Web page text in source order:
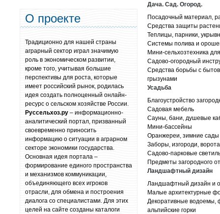
Дача. Сад. Огород.
Посадочный материал,
Средства защиты
Теплицы, парники,
Системы полива и
Мини-сельхозтехника
Садово-огородный
Средства борьбы с
грызунами
Усадьба
Благоустройство
Садовая мебель
Сауны, бани, душевые
Мини-бассейны
Оранжереи, зимние сады
Заборы, изгороди,
Садово-парковые
Предметы загородного
Ландшафтный дизайн
Ландшафтный дизайн и
Малые архитектурные
Декоративные водоемы,
альпийские горки
О проекте
Традиционно для нашей страны
аграрный сектор играл значимую
роль в экономическом развитии,
кроме того, учитывая большие
перспективы для роста, которые
имеет российский рынок, родилась
идея создать полноценный онлайн-
ресурс о сельском хозяйстве России.
Руссельхоз.ру – информационно-
аналитический портал, призванный
своевременно приносить
информацию о ситуации в аграрном
секторе экономики государства.
Основная идея портала –
формирование единого пространства
и механизмов коммуникации,
объединяющего всех игроков
отрасли, для обмена и построения
диалога со специалистами. Для этих
целей на сайте созданы каталоги